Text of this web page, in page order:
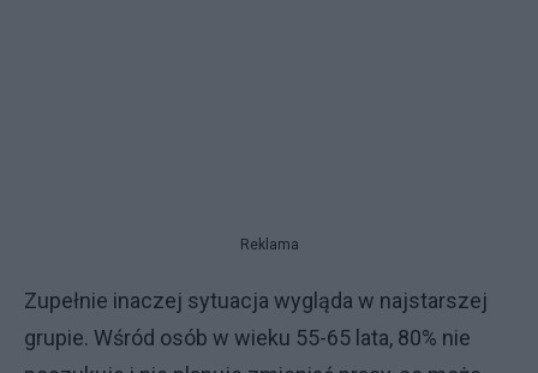
Reklama
Zupełnie inaczej sytuacja wygląda w najstarszej
grupie. Wśród osób w wieku 55-65 lata, 80% nie